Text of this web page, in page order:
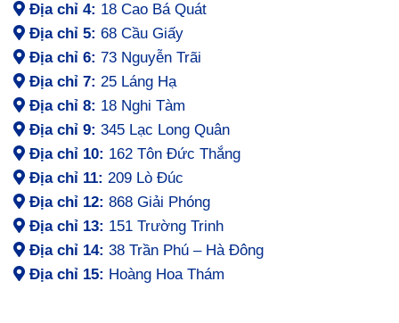
Địa chỉ 4: 18 Cao Bá Quát
Địa chỉ 5: 68 Cầu Giấy
Địa chỉ 6: 73 Nguyễn Trãi
Địa chỉ 7: 25 Láng Hạ
Địa chỉ 8: 18 Nghi Tàm
Địa chỉ 9: 345 Lạc Long Quân
Địa chỉ 10: 162 Tôn Đức Thắng
Địa chỉ 11: 209 Lò Đúc
Địa chỉ 12: 868 Giải Phóng
Địa chỉ 13: 151 Trường Trinh
Địa chỉ 14: 38 Trần Phú – Hà Đông
Địa chỉ 15: Hoàng Hoa Thám